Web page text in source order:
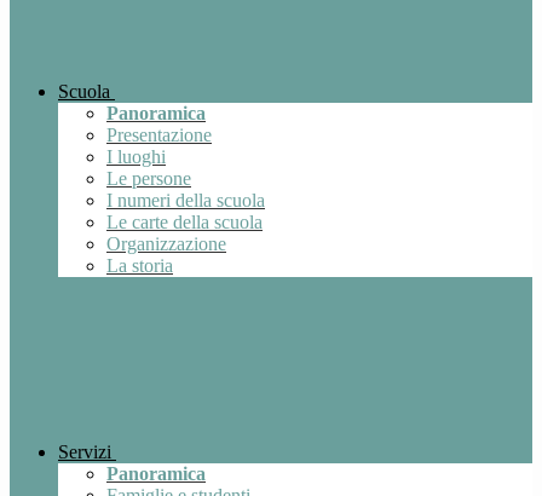
Scuola
Panoramica
Presentazione
I luoghi
Le persone
I numeri della scuola
Le carte della scuola
Organizzazione
La storia
Servizi
Panoramica